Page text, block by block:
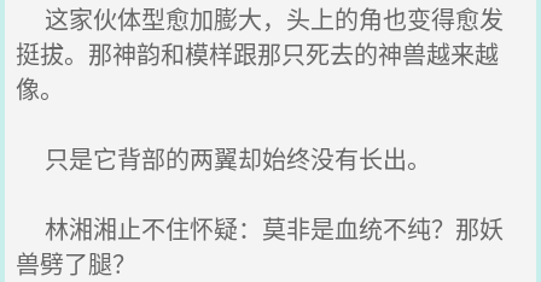
这家伙体型愈加膨大，头上的角也变得愈发
挺拔。那神韵和模样跟那只死去的神兽越来越
像。
只是它背部的两翼却始终没有长出。
林湘湘止不住怀疑：莫非是血统不纯？那妖
兽劈了腿？